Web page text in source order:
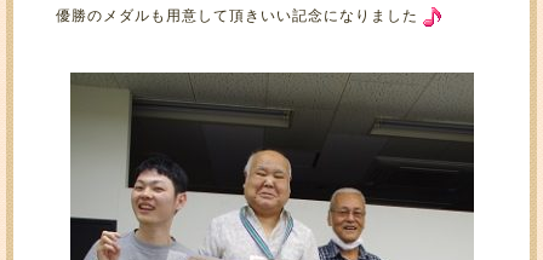
優勝のメダルも用意して頂きいい記念になりました